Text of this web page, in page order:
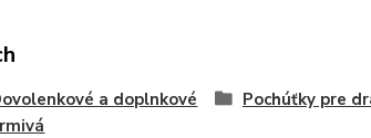
a doplnkové
Pochúťky pre